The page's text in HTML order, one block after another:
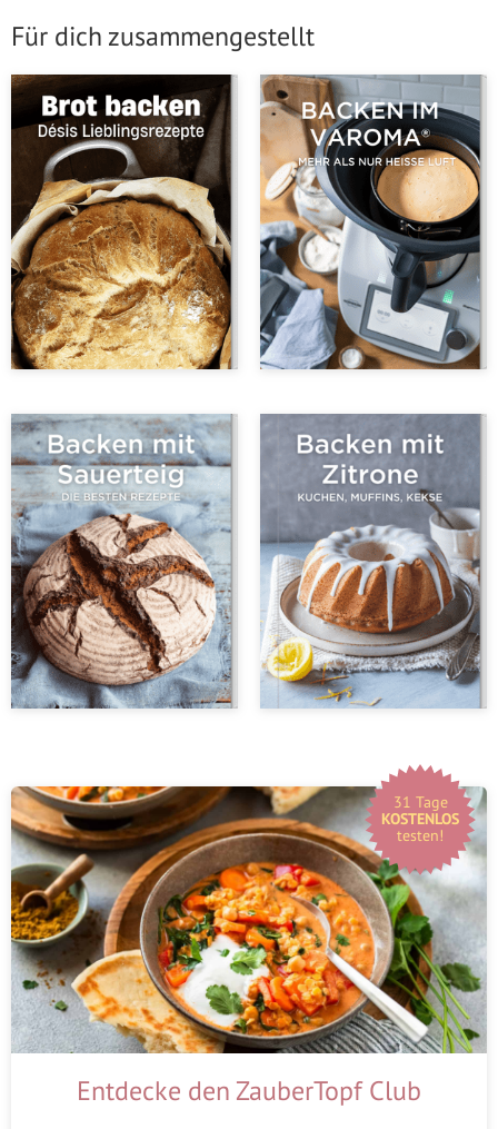
Für dich zusammengestellt
31 Tage
KOSTENLOS
testen!
Entdecke den ZauberTopf Club